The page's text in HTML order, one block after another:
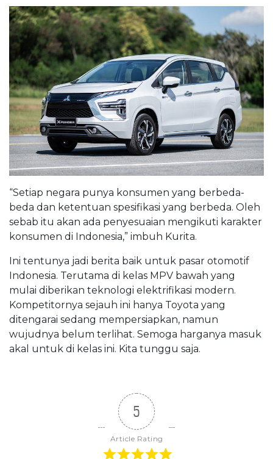
“Setiap negara punya konsumen yang berbeda-
beda dan ketentuan spesifikasi yang berbeda. Oleh
sebab itu akan ada penyesuaian mengikuti karakter
konsumen di Indonesia,” imbuh Kurita.
Ini tentunya jadi berita baik untuk pasar otomotif
Indonesia. Terutama di kelas MPV bawah yang
mulai diberikan teknologi elektrifikasi modern.
Kompetitornya sejauh ini hanya Toyota yang
ditengarai sedang mempersiapkan, namun
wujudnya belum terlihat. Semoga harganya masuk
akal untuk di kelas ini. Kita tunggu saja.
5
Article Rating